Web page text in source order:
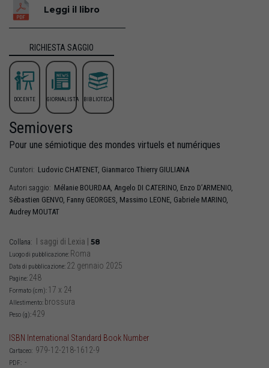
Leggi il libro
RICHIESTA SAGGIO
DOCENTE GIORNALISTA BIBLIOTECA
Semiovers
Pour une sémiotique des mondes virtuels et numériques
Curatori: Ludovic CHATENET, Gianmarco Thierry GIULIANA
Autori saggio: Mélanie BOURDAA, Angelo DI CATERINO, Enzo D’ARMENIO,
Sébastien GENVO, Fanny GEORGES, Massimo LEONE, Gabriele MARINO,
Audrey MOUTAT
Collana: I saggi di Lexia 58
Luogo di pubblicazione: Roma
Data di pubblicazione: 22 gennaio 2025
Pagine: 248
Formato (cm): 17 x 24
Allestimento: brossura
Peso (g):429
ISBN International Standard Book Number
Cartaceo: 979-12-218-1612-9
PDF: -